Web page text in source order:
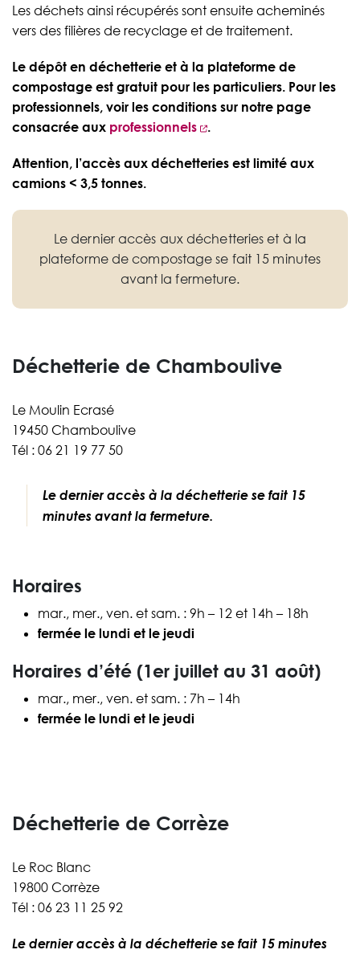
Les déchets ainsi récupérés sont ensuite acheminés
vers des filières de recyclage et de traitement.
Le dépôt en déchetterie et à la plateforme de
compostage est gratuit pour les particuliers. Pour les
professionnels, voir les conditions sur notre page
consacrée aux professionnels .
Attention, l’accès aux déchetteries est limité aux
camions < 3,5 tonnes.
Le dernier accès aux déchetteries et à la
plateforme de compostage se fait 15 minutes
avant la fermeture.
Déchetterie de Chamboulive
Le Moulin Ecrasé
19450 Chamboulive
Tél : 06 21 19 77 50
Le dernier accès à la déchetterie se fait 15
minutes avant la fermeture.
Horaires
mar., mer., ven. et sam. : 9h – 12 et 14h – 18h
fermée le lundi et le jeudi
Horaires d’été (1er juillet au 31 août)
mar., mer., ven. et sam. : 7h – 14h
fermée le lundi et le jeudi
Déchetterie de Corrèze
Le Roc Blanc
19800 Corrèze
Tél : 06 23 11 25 92
Le dernier accès à la déchetterie se fait 15 minutes